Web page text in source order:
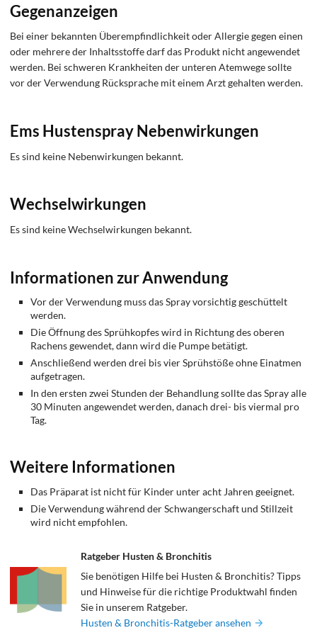
Gegenanzeigen
Bei einer bekannten Überempfindlichkeit oder Allergie gegen einen
oder mehrere der Inhaltsstoffe darf das Produkt nicht angewendet
werden. Bei schweren Krankheiten der unteren Atemwege sollte
vor der Verwendung Rücksprache mit einem Arzt gehalten werden.
Ems Hustenspray Nebenwirkungen
Es sind keine Nebenwirkungen bekannt.
Wechselwirkungen
Es sind keine Wechselwirkungen bekannt.
Informationen zur Anwendung
Vor der Verwendung muss das Spray vorsichtig geschüttelt
werden.
Die Öffnung des Sprühkopfes wird in Richtung des oberen
Rachens gewendet, dann wird die Pumpe betätigt.
Anschließend werden drei bis vier Sprühstöße ohne Einatmen
aufgetragen.
In den ersten zwei Stunden der Behandlung sollte das Spray alle
30 Minuten angewendet werden, danach drei- bis viermal pro
Tag.
Weitere Informationen
Das Präparat ist nicht für Kinder unter acht Jahren geeignet.
Die Verwendung während der Schwangerschaft und Stillzeit
wird nicht empfohlen.
Ratgeber Husten & Bronchitis
Sie benötigen Hilfe bei Husten & Bronchitis? Tipps
und Hinweise für die richtige Produktwahl finden
Sie in unserem Ratgeber.
Husten & Bronchitis-Ratgeber ansehen